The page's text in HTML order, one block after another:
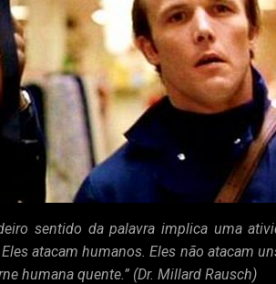
sentido da palavra implica uma
atacam humanos. Eles não atacam
humana quente.” (Dr. Millard Rausch)